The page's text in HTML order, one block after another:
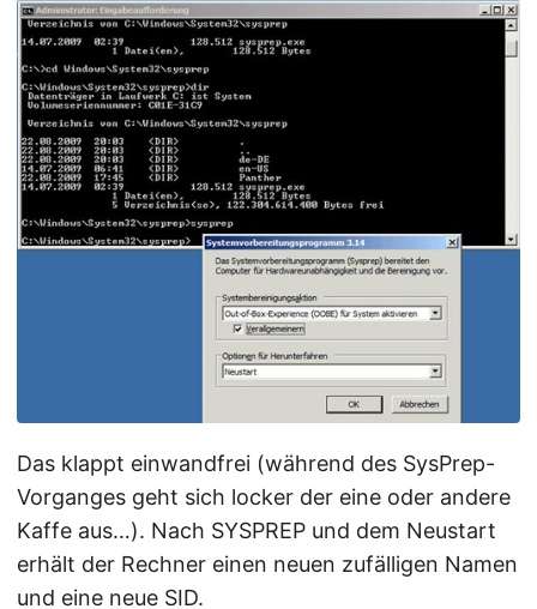
Das klappt einwandfrei (während des SysPrep-
Vorganges geht sich locker der eine oder andere
Kaffe aus…). Nach SYSPREP und dem Neustart
erhält der Rechner einen neuen zufälligen Namen
und eine neue SID.